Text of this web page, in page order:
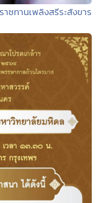
ชทานเพลิงสรีระสังขาร